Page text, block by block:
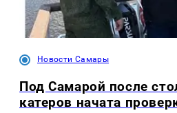
Новости Самары
Под Самарой после
катеров начата